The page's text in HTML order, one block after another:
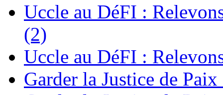
Uccle au DéFI :
(2)
Uccle au DéFI :
Garder la Justice de